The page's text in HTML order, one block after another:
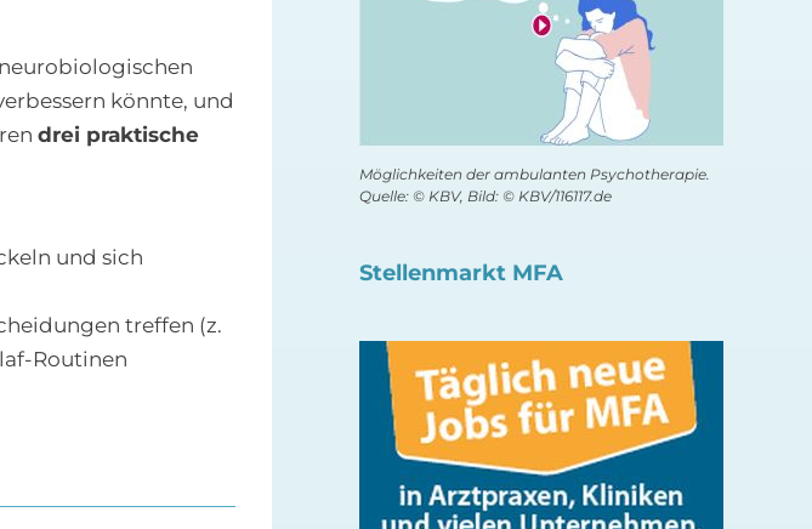
könnte, und
drei praktische
und sich
treffen (z.
Routinen
Möglichkeiten der ambulanten Psychotherapie.
Quelle: © KBV, Bild: © KBV/116117.de
Stellenmarkt MFA